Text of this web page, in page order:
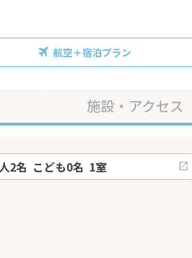
航空＋宿泊プラン
施設・アクセス